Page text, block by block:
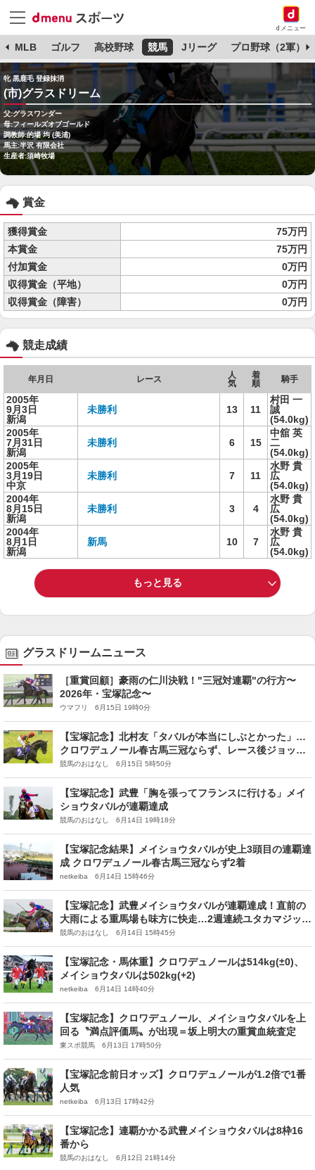
dメニュー
MLB ゴルフ 高校野球 競馬 Jリーグ プロ野球（2軍）
牝 黒鹿毛 登録抹消
(市)グラスドリーム
父:グラスワンダー
母:フィールズオブゴールド
調教師:的場 均 (美浦)
馬主:半沢 有限会社
生産者:須崎牧場
賞金
獲得賞金
75万円
本賞金
75万円
付加賞金
0万円
収得賞金（平地）
0万円
収得賞金（障害）
0万円
競走成績
年月日 レース
人
気
着
順
騎手
2005年
9月3日
新潟
未勝利 13 11
村田 一
誠
(54.0kg)
2005年
7月31日
新潟
未勝利 6 15
中舘 英
二
(54.0kg)
2005年
3月19日
中京
未勝利 7 11
水野 貴
広
(54.0kg)
2004年
8月15日
新潟
未勝利 3 4
水野 貴
広
(54.0kg)
2004年
8月1日
新潟
新馬 10 7
水野 貴
広
(54.0kg)
もっと見る
グラスドリームニュース
［重賞回顧］豪雨の仁川決戦！"三冠対連覇"の行方〜
2026年・宝塚記念〜
ウマフリ 6月15日 19時0分
【宝塚記念】北村友「タバルが本当にしぶとかった」…
クロワデュノール春古馬三冠ならず、レース後ジョッキ
ーコメント
競馬のおはなし 6月15日 5時50分
【宝塚記念】武豊「胸を張ってフランスに行ける」メイ
ショウタバルが連覇達成
競馬のおはなし 6月14日 19時18分
【宝塚記念結果】メイショウタバルが史上3頭目の連覇達
成 クロワデュノール春古馬三冠ならず2着
netkeiba 6月14日 15時46分
【宝塚記念】武豊メイショウタバルが連覇達成！直前の
大雨による重馬場も味方に快走…2週連続ユタカマジック
が炸裂
競馬のおはなし 6月14日 15時45分
【宝塚記念・馬体重】クロワデュノールは514kg(±0)、
メイショウタバルは502kg(+2)
netkeiba 6月14日 14時40分
【宝塚記念】クロワデュノール、メイショウタバルを上
回る〝満点評価馬〟が出現＝坂上明大の重賞血統査定
東スポ競馬 6月13日 17時50分
【宝塚記念前日オッズ】クロワデュノールが1.2倍で1番
人気
netkeiba 6月13日 17時42分
【宝塚記念】連覇かかる武豊メイショウタバルは8枠16
番から
競馬のおはなし 6月12日 21時14分